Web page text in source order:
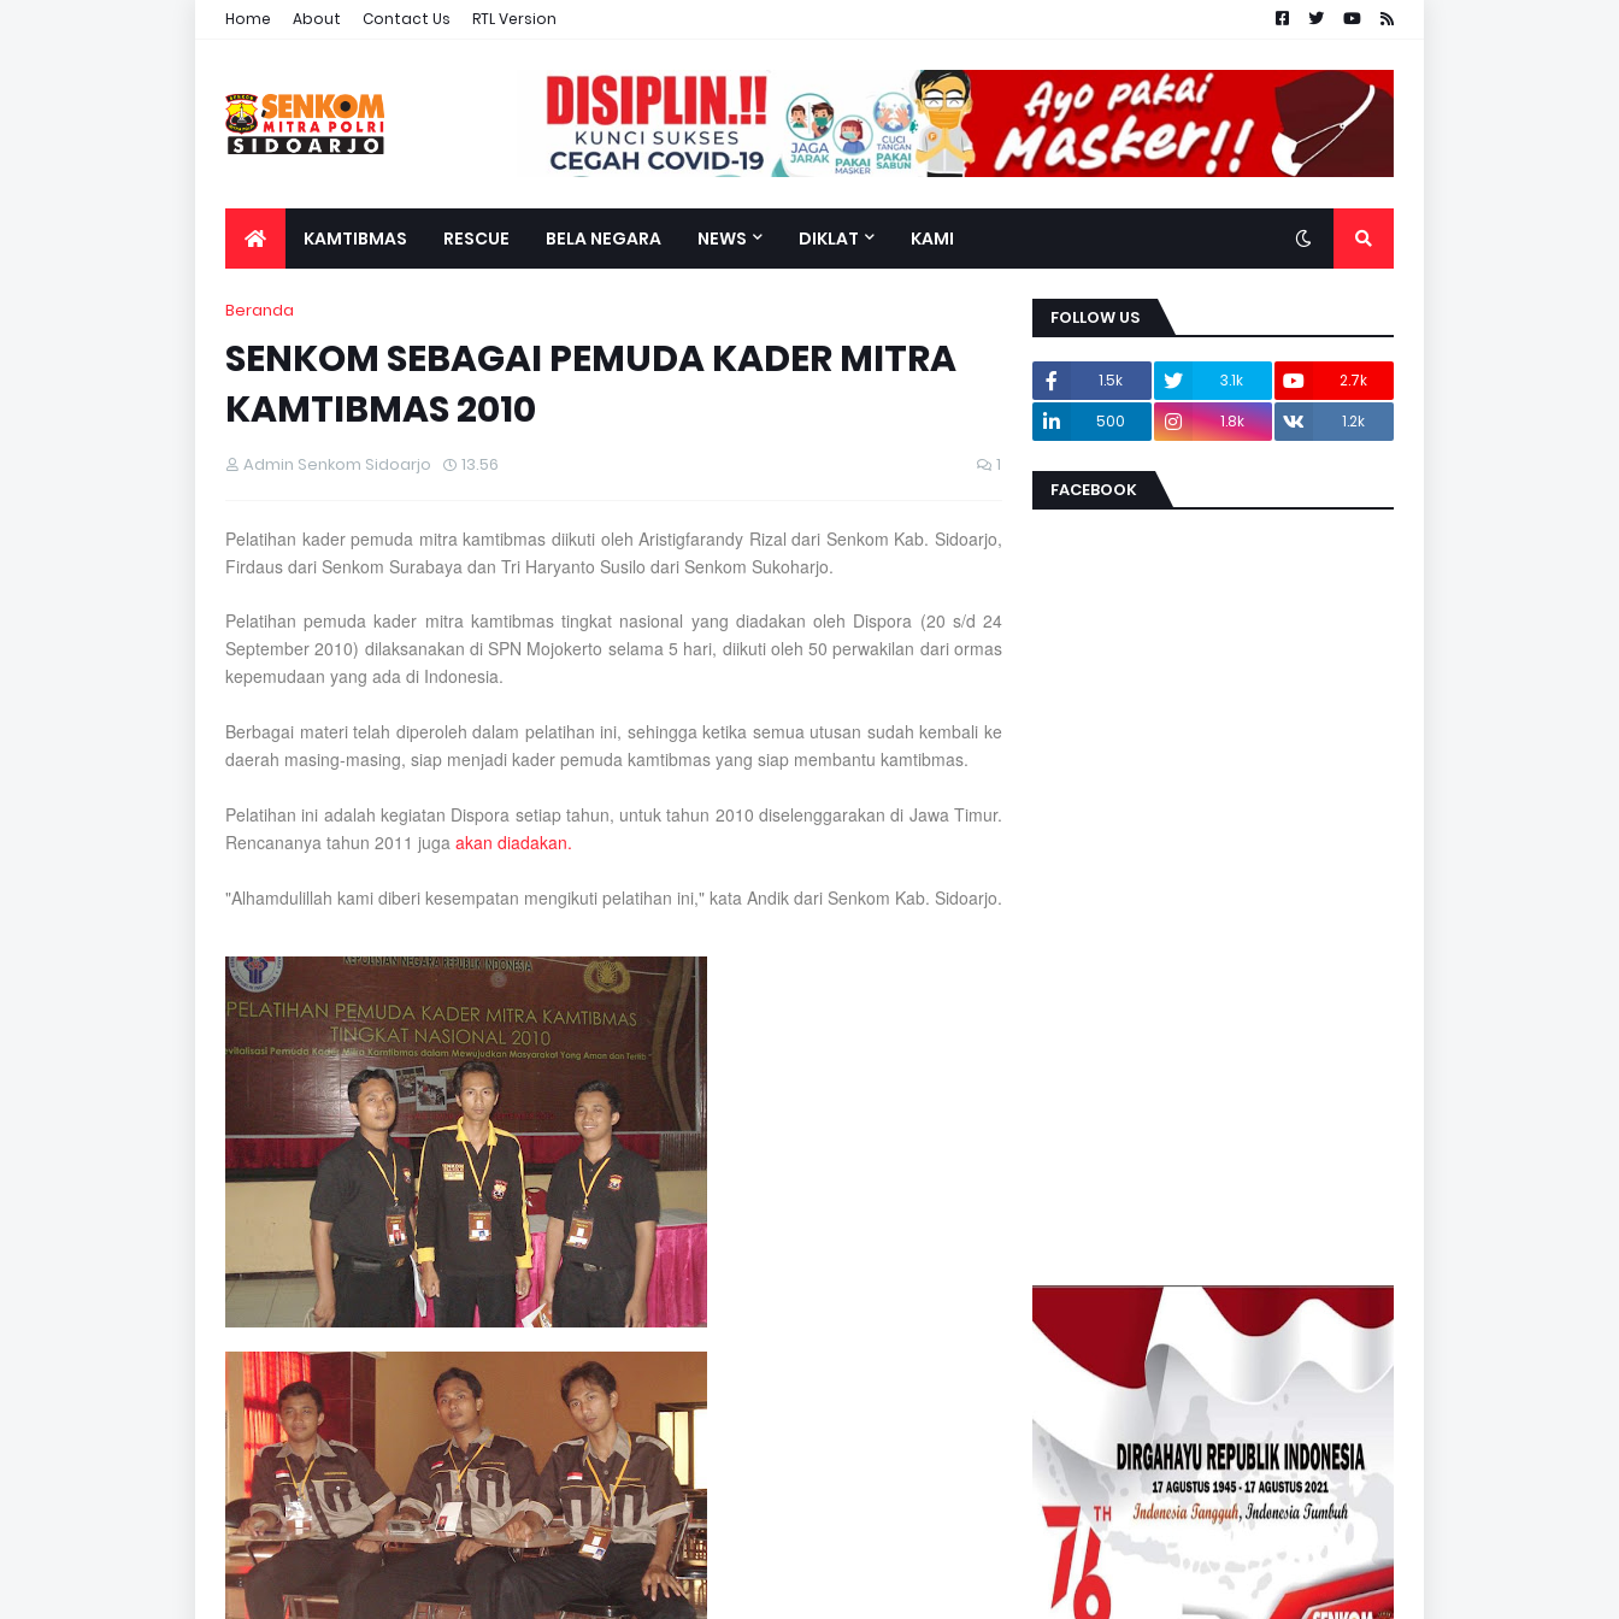
Home About Contact Us RTL Version
KAMTIBMAS RESCUE BELA NEGARA NEWS DIKLAT KAMI
Beranda
SENKOM SEBAGAI PEMUDA KADER MITRA
KAMTIBMAS 2010
Admin Senkom Sidoarjo 13.56 1
Pelatihan kader pemuda mitra kamtibmas diikuti oleh Aristigfarandy Rizal dari Senkom Kab. Sidoarjo,
Firdaus dari Senkom Surabaya dan Tri Haryanto Susilo dari Senkom Sukoharjo.
Pelatihan pemuda kader mitra kamtibmas tingkat nasional yang diadakan oleh Dispora (20 s/d 24
September 2010) dilaksanakan di SPN Mojokerto selama 5 hari, diikuti oleh 50 perwakilan dari ormas
kepemudaan yang ada di Indonesia.
Berbagai materi telah diperoleh dalam pelatihan ini, sehingga ketika semua utusan sudah kembali ke
daerah masing-masing, siap menjadi kader pemuda kamtibmas yang siap membantu kamtibmas.
Pelatihan ini adalah kegiatan Dispora setiap tahun, untuk tahun 2010 diselenggarakan di Jawa Timur.
Rencananya tahun 2011 juga akan diadakan.
"Alhamdulillah kami diberi kesempatan mengikuti pelatihan ini," kata Andik dari Senkom Kab. Sidoarjo.
FOLLOW US
1.5k 3.1k
2.7k
500
1.8k 1.2k
FACEBOOK